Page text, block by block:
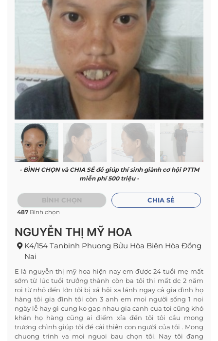
- BÌNH CHỌN và CHIA SẺ để giúp thí sinh giành cơ hội PTTM
miễn phí 500 triệu -
BÌNH CHỌN
487 Bình chọn
CHIA SẺ
NGUYỄN THỊ MỸ HOA
K4/154 Tanbinh Phuong Bửu Hòa Biên Hòa Đồng
Nai
E là nguyễn thị mỹ hoa hiện nay em được 24 tuổi mẹ mất
sớm từ lúc tuổi trưởng thành còn ba tôi thi mất dc 2 năm
roi từ nhỏ đến lớn tôi bị xã hội xa lánh ngay cả gia đình họ
hàng tôi gia đình tôi còn 3 anh em moi người sống 1 noi
ngày lễ hay gì cung ko gap nhau gia canh cua toi cũng khó
khăn họ hàng cũng ai điếm xỉa đến tôi tôi cầu mong
trương chình giúp tôi để cải thiện con người của tôi . Mong
chuong trinh va moi nguoi bau chọn tôi. Nay tôi đang